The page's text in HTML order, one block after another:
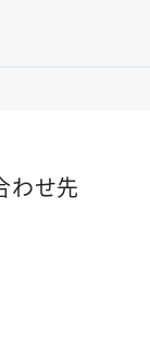
わせ先